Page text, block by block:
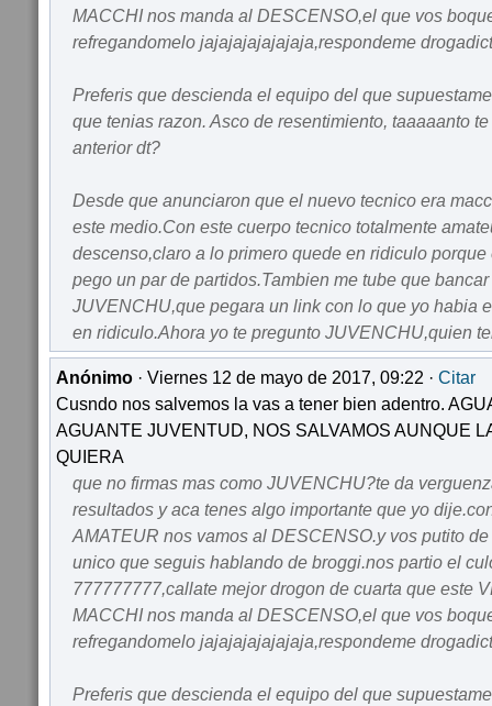
MACCHI nos manda al DESCENSO,el que vos
refregandomelo jajajajajajajaja,respondeme
Preferis que descienda el equipo del que
que tenias razon. Asco de resentimiento, taaaaanto
anterior dt?
Desde que anunciaron que el nuevo tecnico era
este medio.Con este cuerpo tecnico totalmente
descenso,claro a lo primero quede en ridiculo
pego un par de partidos.Tambien me tube que
JUVENCHU,que pegara un link con lo que yo habia
en ridiculo.Ahora yo te pregunto JUVENCHU,quien
Anónimo · Viernes 12 de mayo de 2017, 09:22 · Citar
Cusndo nos salvemos la vas a tener bien adentro.
AGUANTE JUVENTUD, NOS SALVAMOS AUNQUE
QUIERA
que no firmas mas como JUVENCHU?te da
resultados y aca tenes algo importante que yo
AMATEUR nos vamos al DESCENSO.y vos putito
unico que seguis hablando de broggi.nos partio el
777777777,callate mejor drogon de cuarta que este
MACCHI nos manda al DESCENSO,el que vos
refregandomelo jajajajajajajaja,respondeme
Preferis que descienda el equipo del que